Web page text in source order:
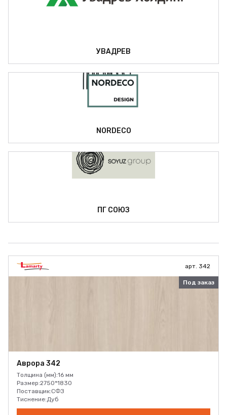
УВАДРЕВ
NORDECO
ПГ СОЮЗ
арт. 342
Под заказ
Аврора 342
Толщина (мм):16 мм
Размер:2750*1830
Поставщик:СФЗ
Тиснение:Дуб